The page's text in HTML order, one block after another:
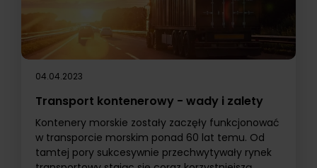
04.04.2023
Transport kontenerowy - wady i zalety
Kontenery morskie zostały zaczęły funkcjonować
w transporcie morskim ponad 60 lat temu. Od
tamtej pory sukcesywnie przechwytywały rynek